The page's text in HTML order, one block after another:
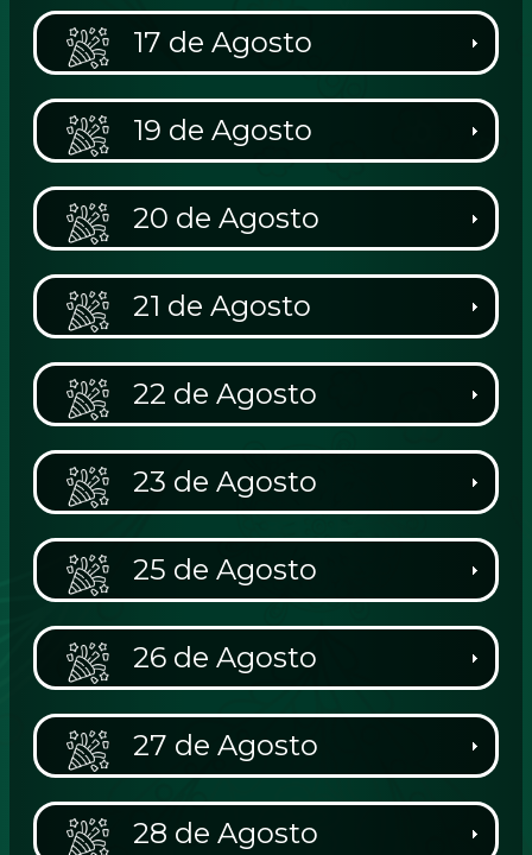
17 de Agosto
19 de Agosto
20 de Agosto
21 de Agosto
22 de Agosto
23 de Agosto
25 de Agosto
26 de Agosto
27 de Agosto
28 de Agosto